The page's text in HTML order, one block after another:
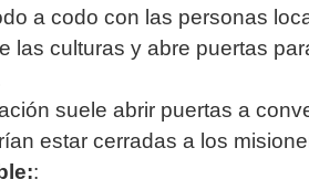
a codo con las personas
las culturas y abre puertas
suele abrir puertas a
estar cerradas a los
: